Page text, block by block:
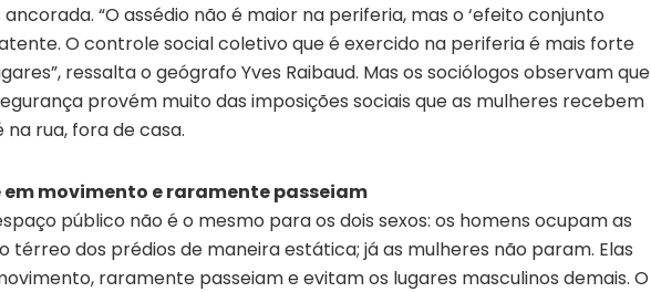
“O assédio não é maior na periferia, mas o ‘efeito conjunto
O controle social coletivo que é exercido na periferia é mais forte
ressalta o geógrafo Yves Raibaud. Mas os sociólogos observam que
provém muito das imposições sociais que as mulheres recebem
na rua, fora de casa.
em movimento e raramente passeiam
público não é o mesmo para os dois sexos: os homens ocupam as
térreo dos prédios de maneira estática; já as mulheres não param. Elas
raramente passeiam e evitam os lugares masculinos demais. O